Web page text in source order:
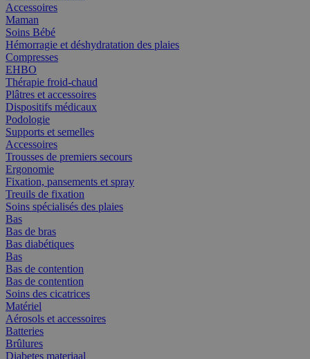
Accessoires
Maman
Soins Bébé
Hémorragie et déshydratation des plaies
Compresses
EHBO
Thérapie froid-chaud
Plâtres et accessoires
Dispositifs médicaux
Podologie
Supports et semelles
Accessoires
Trousses de premiers secours
Ergonomie
Fixation, pansements et spray
Treuils de fixation
Soins spécialisés des plaies
Bas
Bas de bras
Bas diabétiques
Bas
Bas de contention
Bas de contention
Soins des cicatrices
Matériel
Aérosols et accessoires
Batteries
Brûlures
Diabetes materiaal